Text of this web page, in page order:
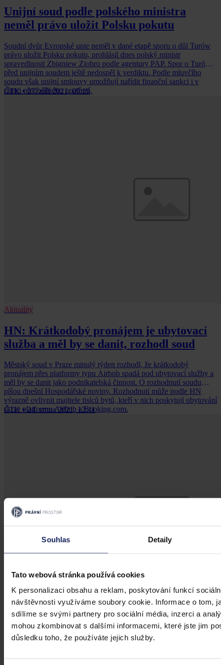
Souhlas Detaily
Tato webová stránka používá cookies
K personalizaci obsahu a reklam, poskytování funkcí
návštěvnosti využíváme soubory cookie. Informace o tom,
sdílíme se svými partnery pro sociální média, inzerci a
mohou zkombinovat s dalšími informacemi, které jste jim
důsledku toho, že používáte jejich služby.
Unijní soud podle polského ministra
neměl právo uložit Polsku pokutu
Soudní dvůr Evropské unie neměl v dané etapě sporu o důl Turów
právo uložit Polsku pokutu, prohlásil dnes polský ministr
spravedlnosti Zbigniew Ziobro podle agentury PAP. Spor o Turów
před unijním soudem ještě nedospěl k verdiktu. Podle mluvčího
soudu však unijní smlouvy umožňují nařídit finanční sankci i v
rámci předběžného opatření.
ČTK • 27. září 2021, 09:19
Aktuality
HN: Krátkodobý pronájem je ubytovací
služba a měl by se danit, rozhodl soud
Městský soud v Praze minulý týden rozhodl, že krátkodobý
pronájem přes platformy typu Airbnb spadá pod ubytovací služby a
měl by se danit jako podnikatelská činnost. O rozhodnutí soudu
píšou dnešní Hospodářské noviny. Rozhodnutí může podle HN
výrazně ovlivnit majitele tisíců bytů, kteří v nich poskytují ubytování
skrze platformu Airbnb a Booking.com.
ČTK • 24. srpna 2021, 12:41
Aktuality